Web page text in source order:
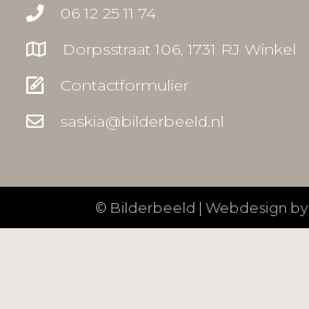
06 12 25 11 74
Dorpsstraat 106, 1731 RJ Winkel
Contactformulier
saskia@bilderbeeld.nl
© Bilderbeeld | Webdesign by